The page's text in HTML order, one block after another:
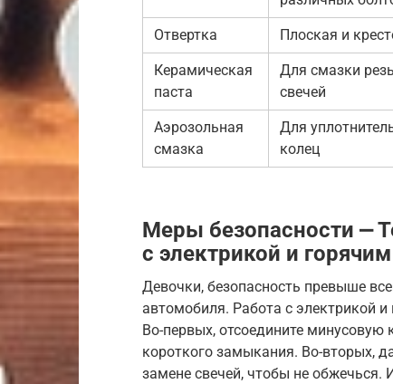
Отвертка Плоская и
Керамическая
паста
Для смазки
свечей
Аэрозольная
смазка
Для
колец
Меры безопасности ⎼
с электрикой и
Девочки, безопасность превыше
автомобиля. Работа с электрикой
Во-первых, отсоедините
короткого замыкания. Во-вторых,
замене свечей, чтобы не обжечься.